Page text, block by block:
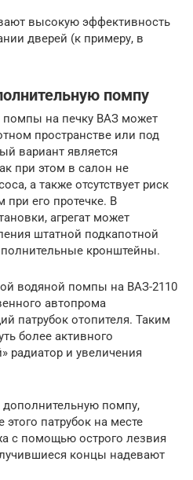
высокую эффективность
дверей (к примеру, в
помпу
на печку ВАЗ может
пространстве или под
вариант является
при этом в салон не
а также отсутствует риск
при его протечке. В
агрегат может
штатной подкапотной
кронштейны.
водяной помпы на ВАЗ-2110
автопрома
патрубок отопителя. Таким
более активного
радиатор и увеличения
дополнительную помпу,
патрубок на месте
с помощью острого лезвия
концы надевают